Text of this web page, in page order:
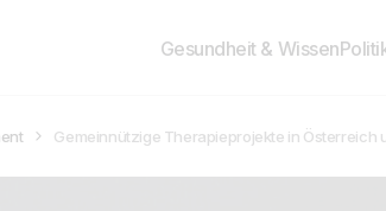
Gesundheit & Wissen
Gemeinnützige Therapieprojekte in Österreich